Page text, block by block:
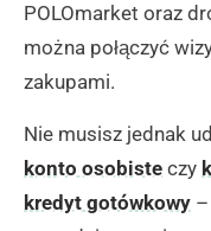
POLOmarket oraz
można połączyć
zakupami.
Nie musisz jednak
konto osobiste czy
kredyt gotówkowy